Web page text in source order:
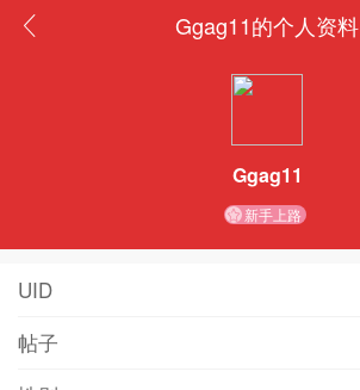
Ggag11的个人资料
Ggag11
新手上路
UID
帖子